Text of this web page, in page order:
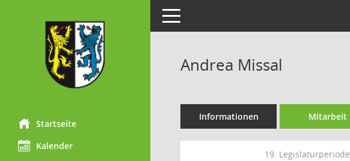
Startseite
Kalender
Toggle navigation
Andrea Missal
Informationen Mitarbeit
19. Legislaturperiode